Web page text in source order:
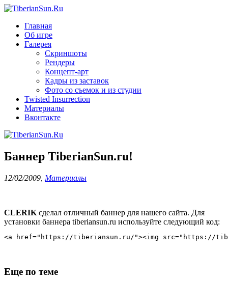
Главная
Об игре
Галерея
Скриншоты
Рендеры
Концепт-арт
Кадры из заставок
Фото со съемок и из студии
Twisted Insurrection
Материалы
Вконтакте
Баннер TiberianSun.ru!
12/02/2009 Материалы
CLERIK сделал отличный баннер для нашего сайта. Для
установки баннера tiberiansun.ru используйте следующий код:
Еще по теме